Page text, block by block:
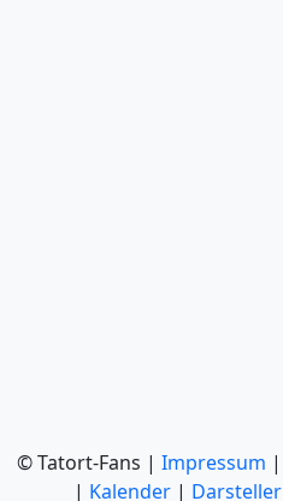
© Tatort-Fans | Impressum |
| Kalender | Darsteller